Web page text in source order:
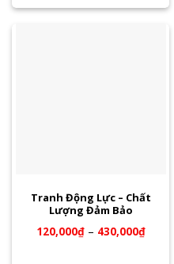
Tranh Động Lực – Chất
Lượng Đảm Bảo
120,000₫– 430,000₫